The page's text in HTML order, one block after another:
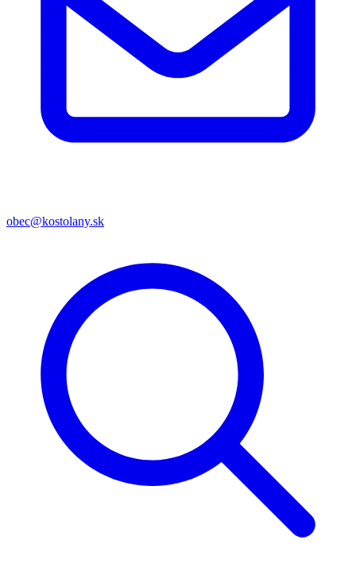
obec@kostolany.sk